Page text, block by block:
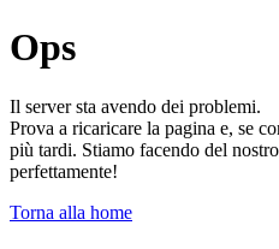
Ops
Il server sta avendo dei problemi.
Prova a ricaricare la pagina e, se
più tardi. Stiamo facendo del
perfettamente!
Torna alla home